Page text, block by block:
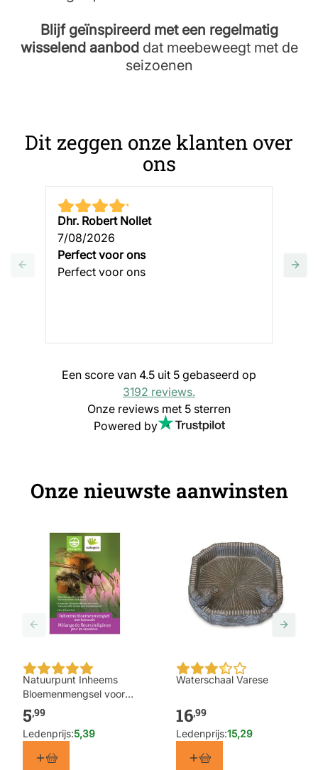
Blijf geïnspireerd met een regelmatig
wisselend aanboddat meebeweegt met de
seizoenen
Dit zeggen onze klanten over
ons
Dhr. Robert Nollet
7/08/2026
Perfect voor ons
Perfect voor ons
Een score van 4.5 uit 5 gebaseerd op
3192 reviews.
Onze reviews met 5 sterren
Powered by
Onze nieuwste aanwinsten
Natuurpunt Inheems
Bloemenmengsel voor
Hommels 5g
5,99
Ledenprijs:5,39
Waterschaal Varese
16,99
Ledenprijs:15,29